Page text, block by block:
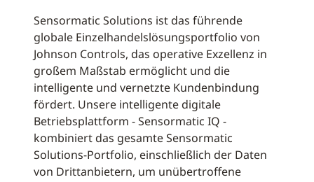
Sensormatic Solutions ist das führende
globale Einzelhandelslösungsportfolio von
Johnson Controls, das operative Exzellenz in
großem Maßstab ermöglicht und die
intelligente und vernetzte Kundenbindung
fördert. Unsere intelligente digitale
Betriebsplattform - Sensormatic IQ -
kombiniert das gesamte Sensormatic
Solutions-Portfolio, einschließlich der Daten
von Drittanbietern, um unübertroffene